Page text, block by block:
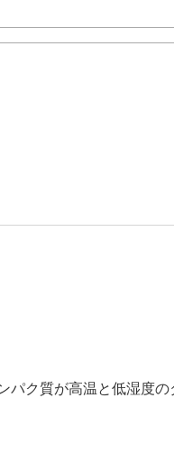
ク質が高温と低湿度の